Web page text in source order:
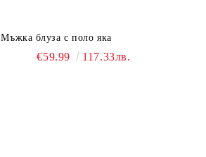
Мъжка блуза с поло яка
€59.99 117.33лв.